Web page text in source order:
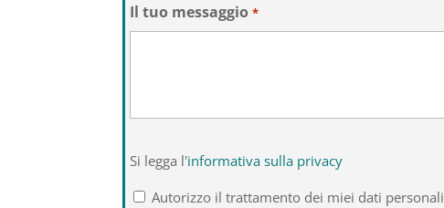
Il tuo messaggio *
legga
l'informativa
Si legga l'informativa sulla privacy
Autorizzo il trattamento dei miei dati personali